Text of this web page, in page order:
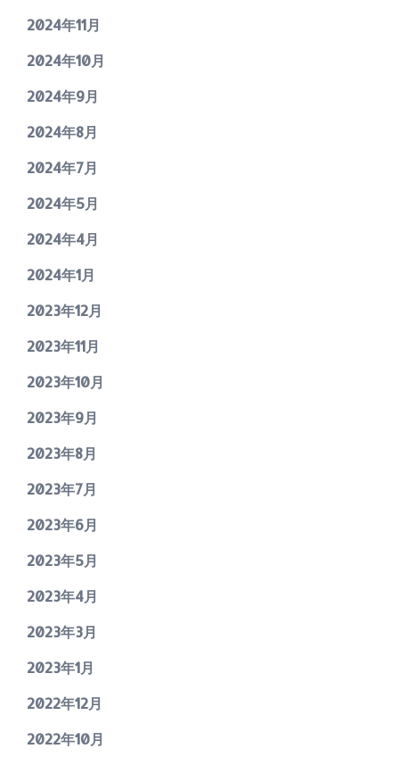
2024年11月
2024年10月
2024年9月
2024年8月
2024年7月
2024年5月
2024年4月
2024年1月
2023年12月
2023年11月
2023年10月
2023年9月
2023年8月
2023年7月
2023年6月
2023年5月
2023年4月
2023年3月
2023年1月
2022年12月
2022年10月